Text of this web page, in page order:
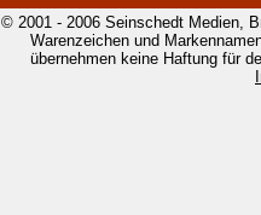
© 2001 - 2006 Seinschedt Medien,
Warenzeichen und
übernehmen keine Haftung für